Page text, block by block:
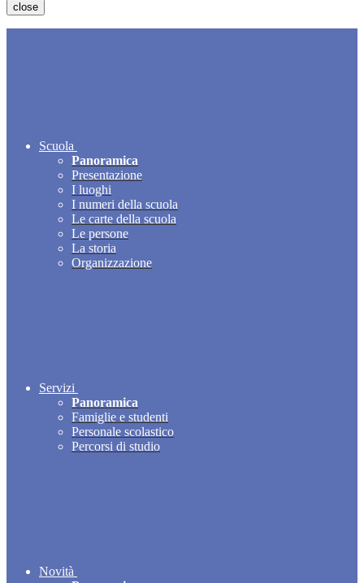
close
Scuola
Panoramica
Presentazione
I luoghi
I numeri della scuola
Le carte della scuola
Le persone
La storia
Organizzazione
Servizi
Panoramica
Famiglie e studenti
Personale scolastico
Percorsi di studio
Novità